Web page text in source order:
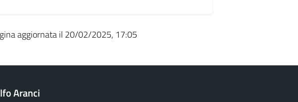
aggiornata il 20/02/2025, 17:05
Aranci